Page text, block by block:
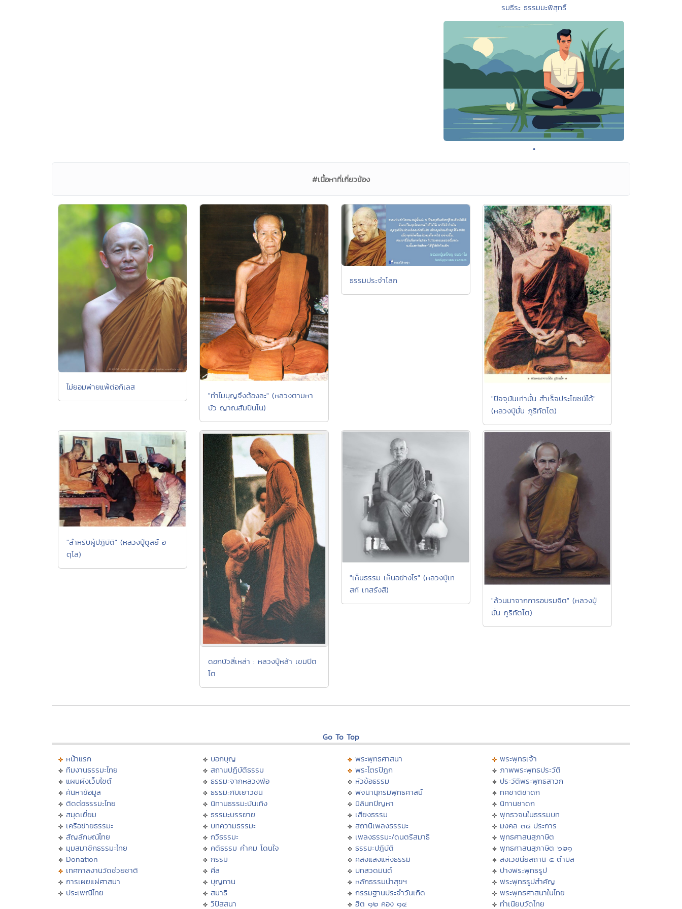
รมธีระ ธรรมมะพิสุทธิ์
•
#เนื้อหาที่เกี่ยวข้อง
ไม่ยอมพ่ายแพ้ต่อกิเลส
"ทำไมบุญจึงต้องละ" (หลวงตามหา
บัว ญาณสัมปันโน)
ธรรมประจำโลก
"ปัจจุบันเท่านั้น สำเร็จประโยชน์ได้"
(หลวงปู่มั่น ภูริทัตโต)
"สำหรับผู้ปฏิบัติ" (หลวงปู่ดูลย์ อ
ตุโล)
ดอกบัวสี่เหล่า : หลวงปู่หล้า เขมปัต
โต
"เห็นธรรม เห็นอย่างไร" (หลวงปู่เท
สก์ เทสรังสี)
"ล้วนมาจากการอบรมจิต" (หลวงปู่
มั่น ภูริทัตโต)
Go To Top
หน้าแรก
ทีมงานธรรมะไทย
แผนผังเว็บไซต์
ค้นหาข้อมูล
ติดต่อธรรมะไทย
สมุดเยี่ยม
เครือข่ายธรรมะ
สัญลักษณ์ไทย
มุมสมาชิกธรรมะไทย
Donation
เทศกาลงานวัดช่วยชาติ
การเผยแผ่ศาสนา
ประเพณีไทย
บอกบุญ
สถานปฏิบัติธรรม
ธรรมะจากหลวงพ่อ
ธรรมะกับเยาวชน
นิทานธรรมะบันเทิง
ธรรมะบรรยาย
บทความธรรมะ
กวีธรรมะ
คติธรรม คำคม โดนใจ
กรรม
ศีล
บุญทาน
สมาธิ
วิปัสสนา
พระพุทธศาสนา
พระไตรปิฏก
หัวข้อธรรม
พจนานุกรมพุทธศาสน์
มิลินทปัญหา
เสียงธรรม
สถานีเพลงธรรมะ
เพลงธรรมะ/ดนตรีสมาธิ
ธรรมะปฏิบัติ
คลังแสงแห่งธรรม
บทสวดมนต์
หลักธรรมนำสุขฯ
กรรมฐานประจำวันเกิด
ฮีต ๑๒ คอง ๑๔
พระพุทธเจ้า
ภาพพระพุทธประวัติ
ประวัติพระพุทธสาวก
ทศชาติชาดก
นิทานชาดก
พุทธวจนในธรรมบท
มงคล ๓๘ ประการ
พุทธศาสนสุภาษิต
พุทธศาสนสุภาษิต ๖๒๑
สังเวชนียสถาน ๔ ตำบล
ปางพระพุทธรูป
พระพุทธรูปสำคัญ
พระพุทธศาสนาในไทย
ทำเนียบวัดไทย